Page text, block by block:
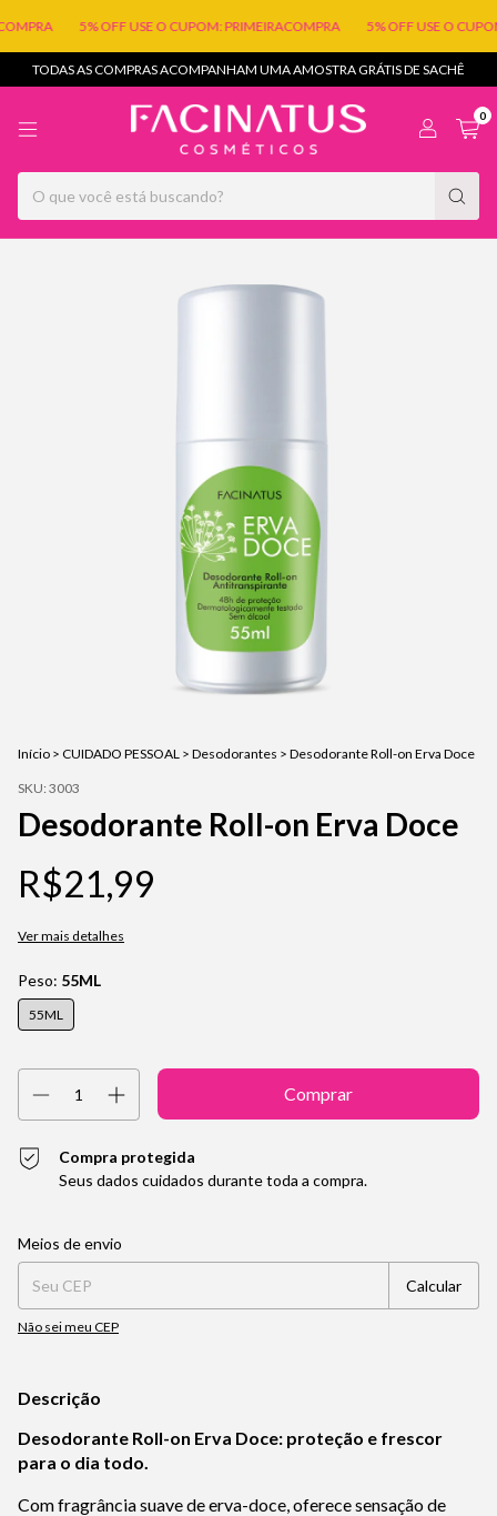
5% OFF USE O CUPOM: PRIMEIRACOMPRA 5% OFF USE O
TODAS AS COMPRAS ACOMPANHAM UMA AMOSTRA GRÁTIS DE SACHÊ
0
Início > CUIDADO PESSOAL > Desodorantes > Desodorante Roll-on Erva Doce
SKU: 3003
Desodorante Roll-on Erva Doce
R$21,99
Ver mais detalhes
Peso: 55ML
55ML
Compra protegida
Seus dados cuidados durante toda a compra.
Entregas para o CEP:
Meios de envio
Calcular
Não sei meu CEP
Descrição
Desodorante Roll-on Erva Doce: proteção e frescor
para o dia todo.
Com fragrância suave de erva-doce, oferece sensação de